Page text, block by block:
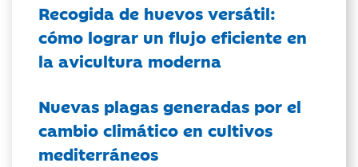
Recogida de huevos versátil:
cómo lograr un flujo eficiente en
la avicultura moderna
Nuevas plagas generadas por el
cambio climático en cultivos
mediterráneos